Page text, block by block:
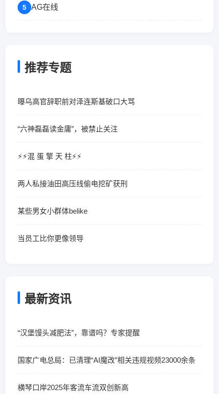
5 AG在线
推荐专题
曝乌高官辞职前对泽连斯基破口大骂
“六神磊磊读金庸”，被禁止关注
⚡️⚡️混 蛋 擎 天 柱⚡️⚡️
两人私接油田高压线偷电挖矿获刑
某些男女小群体belike
当员工比你更像领导
最新资讯
“汉堡馒头减肥法”，靠谱吗？专家提醒
国家广电总局：已清理“AI魔改”相关违规视频23000余条
横琴口岸2025年客流车流双创新高